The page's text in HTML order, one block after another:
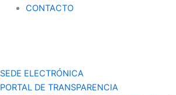
CONTACTO
SEDE ELECTRÓNICA
PORTAL DE TRANSPARENCIA